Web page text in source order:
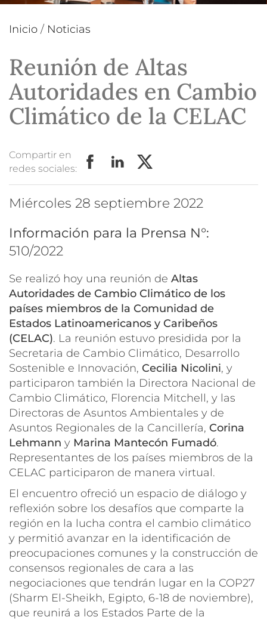
Inicio / Noticias
Reunión de Altas
Autoridades en Cambio
Climático de la CELAC
Compartir en
redes sociales:
miércoles 28 septiembre 2022
Información para la Prensa N°:
510/2022
Se realizó hoy una reunión de Altas
Autoridades de Cambio Climático de los
países miembros de la Comunidad de
Estados Latinoamericanos y Caribeños
(CELAC). La reunión estuvo presidida por la
Secretaria de Cambio Climático, Desarrollo
Sostenible e Innovación, Cecilia Nicolini, y
participaron también la Directora Nacional de
Cambio Climático, Florencia Mitchell, y las
Directoras de Asuntos Ambientales y de
Asuntos Regionales de la Cancillería, Corina
Lehmann y Marina Mantecón Fumadó.
Representantes de los países miembros de la
CELAC participaron de manera virtual.
El encuentro ofreció un espacio de diálogo y
reflexión sobre los desafíos que comparte la
región en la lucha contra el cambio climático
y permitió avanzar en la identificación de
preocupaciones comunes y la construcción de
consensos regionales de cara a las
negociaciones que tendrán lugar en la COP27
(Sharm El-Sheikh, Egipto, 6-18 de noviembre),
que reunirá a los Estados Parte de la